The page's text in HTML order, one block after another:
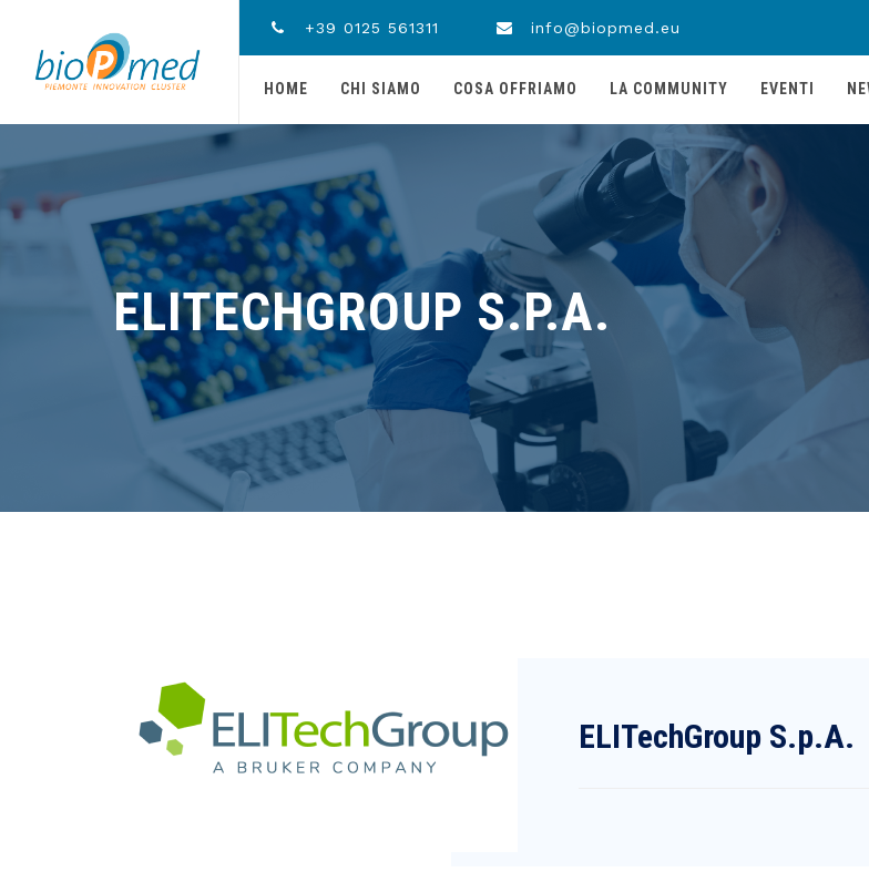
+39 0125 561311 info@biopmed.eu
HOME CHI SIAMO COSA OFFRIAMO LA COMMUNITY EVENTI
ELITECHGROUP S.P.A.
ELITechGroup S.p.A.